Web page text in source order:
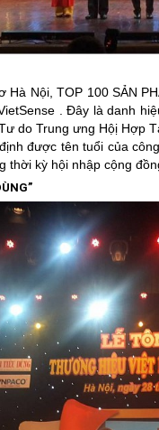
Hà Nội, TOP 100 SẢN
. Đây là danh
do Trung ưng Hộị Hợp
được tên tuổi của
kỳ hội nhập cộng